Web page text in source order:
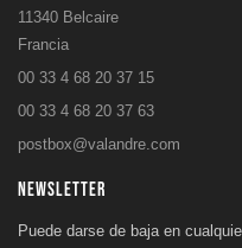
11340 Belcaire
Francia
00 33 4 68 20 37 15
00 33 4 68 20 37 63
postbox@valandre.com
NEWSLETTER
Puede darse de baja en